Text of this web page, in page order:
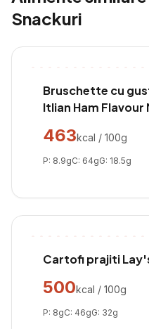
Snackuri
Bruschette cu
Itlian Ham
463kcal / 100g
P: 8.9gC: 64gG: 18.5g
Cartofi prajiti
500kcal / 100g
P: 8gC: 46gG: 32g